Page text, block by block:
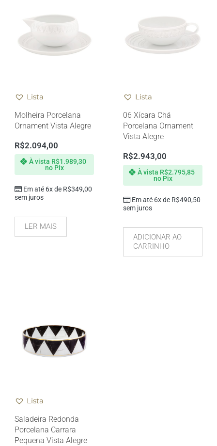
Lista
Molheira Porcelana
Ornament Vista Alegre
R$2.094,00
Em até 6x de R$349,00
sem juros
À vista R$1.989,30
no Pix
LER MAIS
Lista
06 Xícara Chá
Porcelana Ornament
Vista Alegre
R$2.943,00
Em até 6x de R$490,50
sem juros
À vista R$2.795,85
no Pix
ADICIONAR AO
CARRINHO
Lista
Saladeira Redonda
Porcelana Carrara
Pequena Vista Alegre